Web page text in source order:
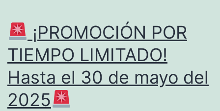
2025.
¡PROMOCIÓN POR
TIEMPO LIMITADO!
Hasta el 30 de mayo del
2025